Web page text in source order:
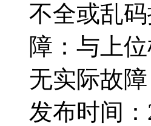
不全或乱
障：与上
无实际故障
发布时间